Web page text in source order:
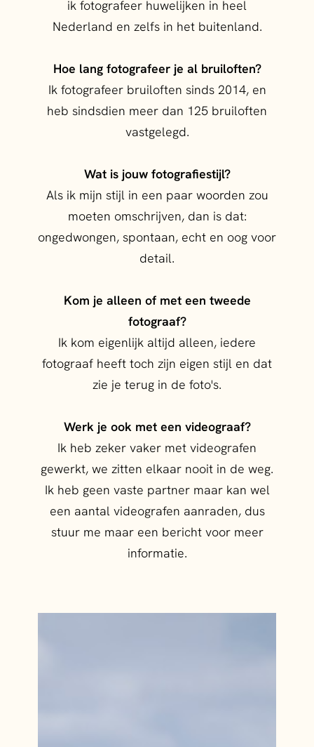
ik fotografeer huwelijken in heel
Nederland en zelfs in het buitenland.
Hoe lang fotografeer je al bruiloften?
Ik fotografeer bruiloften sinds 2014, en
heb sindsdien meer dan 125 bruiloften
vastgelegd.
Wat is jouw fotografiestijl?
Als ik mijn stijl in een paar woorden zou
moeten omschrijven, dan is dat:
ongedwongen, spontaan, echt en oog voor
detail.
Kom je alleen of met een tweede
fotograaf?
Ik kom eigenlijk altijd alleen, iedere
fotograaf heeft toch zijn eigen stijl en dat
zie je terug in de foto's.
Werk je ook met een videograaf?
Ik heb zeker vaker met videografen
gewerkt, we zitten elkaar nooit in de weg.
Ik heb geen vaste partner maar kan wel
een aantal videografen aanraden, dus
stuur me maar een bericht voor meer
informatie.